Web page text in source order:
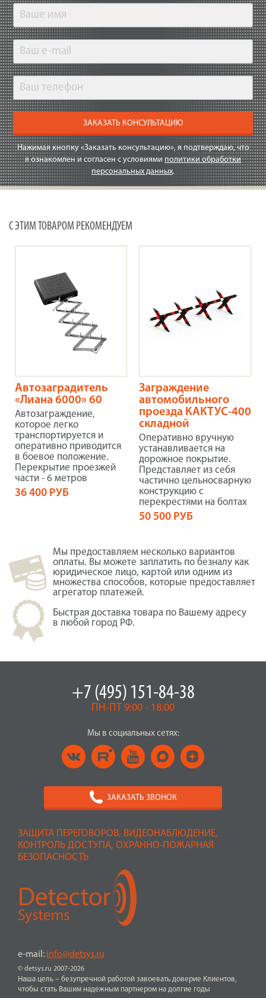
ЗАКАЗАТЬ КОНСУЛЬТАЦИЮ
Нажимая кнопку «Заказать консультацию», я подтверждаю, что
я ознакомлен и согласен с условиями политики обработки
персональных данных.
С ЭТИМ ТОВАРОМ РЕКОМЕНДУЕМ
Автозаградитель
«Лиана 6000» 60
Автозаграждение,
которое легко
транспортируется и
оперативно приводится
в боевое положение.
Перекрытие проезжей
части - 6 метров
36 400 РУБ
Заграждение
автомобильного
проезда КАКТУС-400
складной
Оперативно вручную
устанавливается на
дорожное покрытие.
Представляет из себя
частично цельносварную
конструкцию с
перекрестями на болтах
50 500 РУБ
Мы предоставляем несколько вариантов
оплаты. Вы можете заплатить по безналу как
юридическое лицо, картой или одним из
множества способов, которые предоставляет
агрегатор платежей.
Быстрая доставка товара по Вашему адресу
в любой город РФ.
ЗАЩИТА ПЕРЕГОВОРОВ, ВИДЕОНАБЛЮДЕНИЕ,
КОНТРОЛЬ ДОСТУПА, ОХРАННО-ПОЖАРНАЯ
БЕЗОПАСНОСТЬ
© detsys.ru 2007-2026
e-mail: info@detsys.ru
Наша цель – безупречной работой завоевать доверие Клиентов,
чтобы стать Вашим надежным партнером на долгие годы
+7 (495) 151-84-38
ПН-ПТ 9:00 - 18:00
Мы в социальных сетях:
ЗАКАЗАТЬ ЗВОНОК